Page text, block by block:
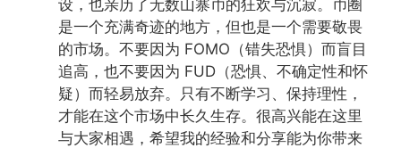
设，也亲历了无数山寨币的狂欢与沉寂。币圈
是一个充满奇迹的地方，但也是一个需要敬畏
的市场。不要因为 FOMO（错失恐惧）而盲目
追高，也不要因为 FUD（恐惧、不确定性和怀
疑）而轻易放弃。只有不断学习、保持理性，
才能在这个市场中长久生存。很高兴能在这里
与大家相遇，希望我的经验和分享能为你带来